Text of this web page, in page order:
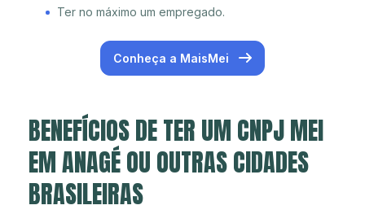
Ter no máximo um empregado.
Conheça a MaisMei
BENEFÍCIOS DE TER UM CNPJ MEI
EM ANAGÉ OU OUTRAS CIDADES
BRASILEIRAS